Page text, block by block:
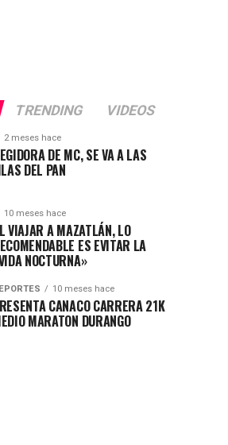
TRENDING VIDEOS
2 meses hace
DE MC, SE VA A LAS
DEL PAN
10 meses hace
VIAJAR A MAZATLÁN, LO
ES EVITAR LA
NOCTURNA»
10 meses hace
CANACO CARRERA 21K
MARATON DURANGO